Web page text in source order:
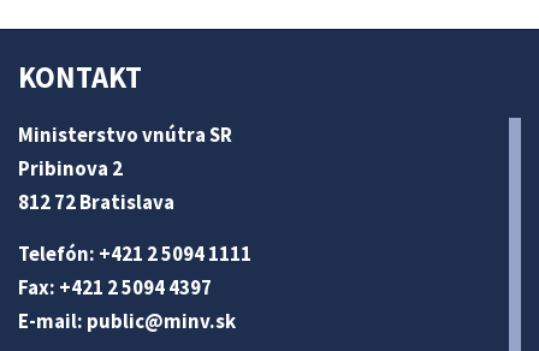
KONTAKT
Ministerstvo vnútra SR
Pribinova 2
812 72 Bratislava
Telefón: +421 2 5094 1111
Fax: +421 2 5094 4397
E-mail: public@minv.sk